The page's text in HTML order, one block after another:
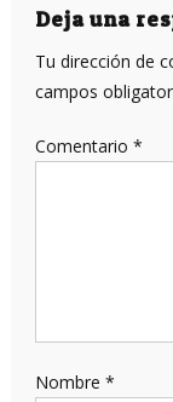
entradas
Deja una
Tu dirección de
campos
Comentario *
Nombre *